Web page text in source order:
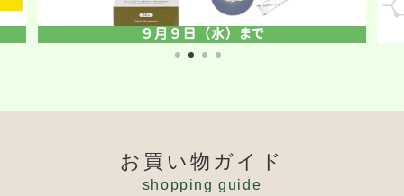
お買い物ガイド
shopping guide